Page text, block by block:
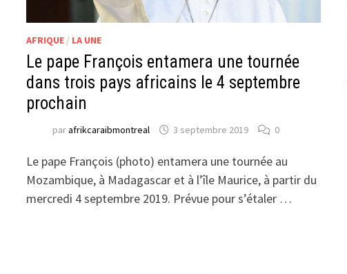
AFRIQUE / LA UNE
Le pape François entamera une tournée
dans trois pays africains le 4 septembre
prochain
parafrikcaraibmontreal 3 septembre 2019 0
Le pape François (photo) entamera une tournée au
Mozambique, à Madagascar et à l’île Maurice, à partir du
mercredi 4 septembre 2019. Prévue pour s’étaler …